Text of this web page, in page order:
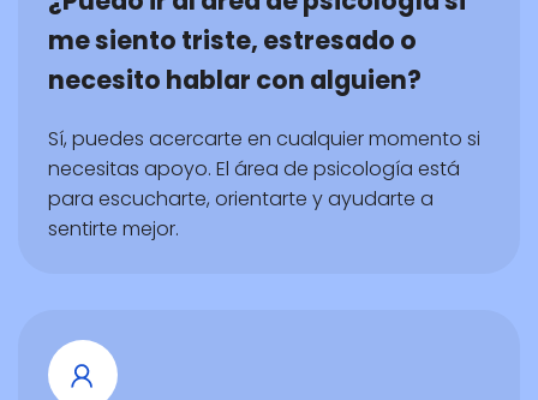
me siento triste, estresado o
necesito hablar con alguien?
Sí, puedes acercarte en cualquier momento si
necesitas apoyo. El área de psicología está
para escucharte, orientarte y ayudarte a
sentirte mejor.